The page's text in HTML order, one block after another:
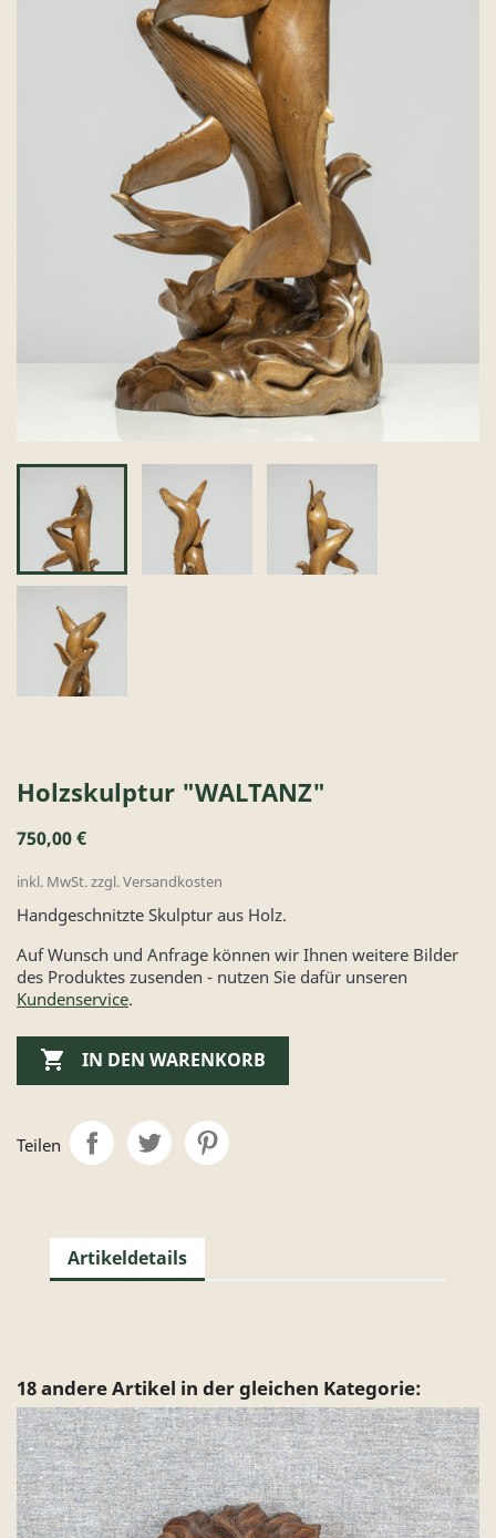
Holzskulptur "WALTANZ"
750,00 €
inkl. MwSt. zzgl. Versandkosten
Handgeschnitzte Skulptur aus Holz.
Auf Wunsch und Anfrage können wir Ihnen weitere Bilder
des Produktes zusenden - nutzen Sie dafür unseren
Kundenservice.
 IN DEN WARENKORB
Teilen
Artikeldetails
18 andere Artikel in der gleichen Kategorie: